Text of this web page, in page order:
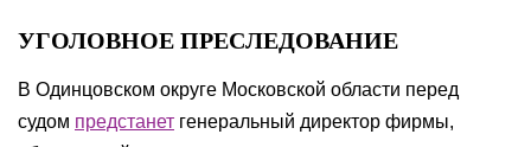
УГОЛОВНОЕ ПРЕСЛЕДОВАНИЕ
В Одинцовском округе Московской области перед
судом предстанет генеральный директор фирмы,